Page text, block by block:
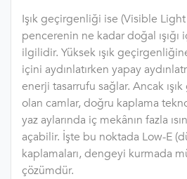
Işık geçirgenliği ise (Visible
pencerenin ne kadar doğal ışığı
ilgilidir. Yüksek ışık
içini aydınlatırken yapay
enerji tasarrufu sağlar. Ancak
olan camlar, doğru kaplama
yaz aylarında iç mekânın fazla
açabilir. İşte bu noktada Low-E
kaplamaları, dengeyi kurmada
çözümdür.